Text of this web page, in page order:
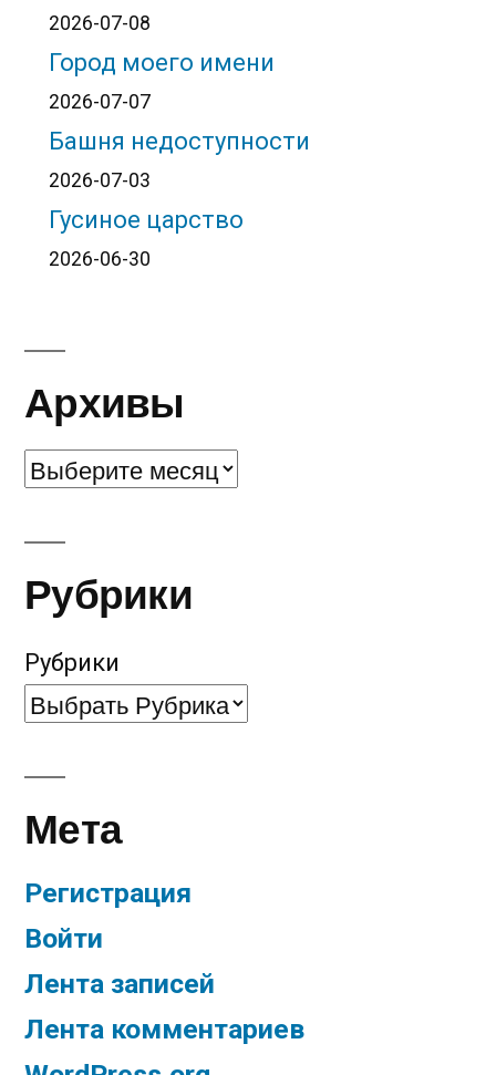
2026-07-08
Город моего имени
2026-07-07
Башня недоступности
2026-07-03
Гусиное царство
2026-06-30
Архивы
Архивы
Рубрики
Рубрики
Мета
Регистрация
Войти
Лента записей
Лента комментариев